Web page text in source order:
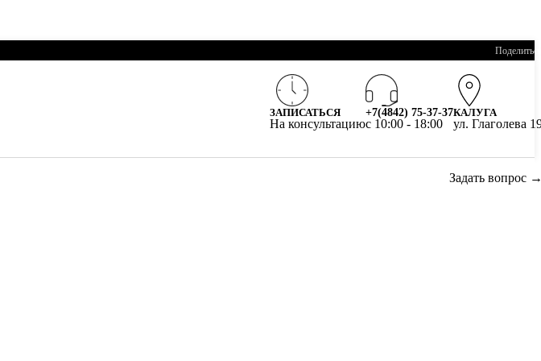
ЗАПИСАТЬСЯ
На консультацию
+7(4842) 75-37-37
c 10:00 - 18:00
КАЛУГА
ул. Глаголева
Задать вопрос